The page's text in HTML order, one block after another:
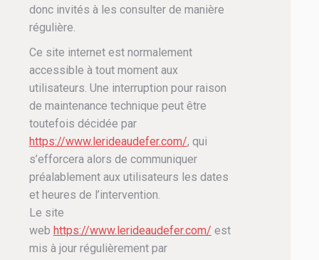
donc invités à les consulter de manière
régulière.
Ce site internet est normalement
accessible à tout moment aux
utilisateurs. Une interruption pour raison
de maintenance technique peut être
toutefois décidée par
https://www.lerideaudefer.com/, qui
s’efforcera alors de communiquer
préalablement aux utilisateurs les dates
et heures de l’intervention.
Le site
web https://www.lerideaudefer.com/ est
mis à jour régulièrement par